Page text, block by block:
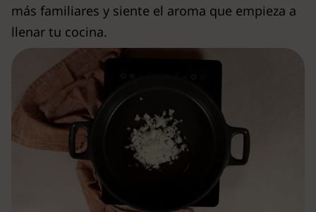
más familiares y siente el aroma que empieza a
llenar tu cocina.